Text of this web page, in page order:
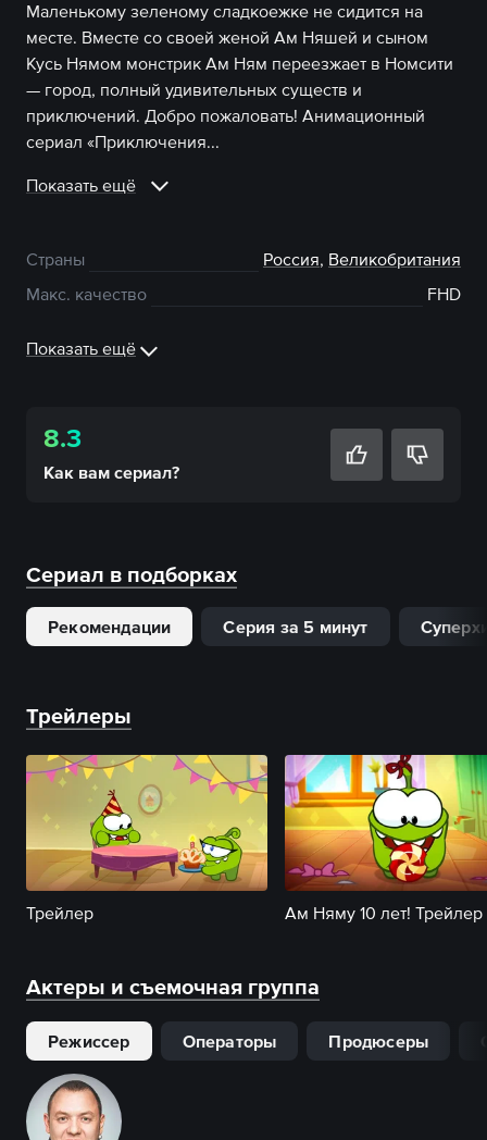
Маленькому зеленому сладкоежке не сидится на
месте. Вместе со своей женой Ам Няшей и сыном
Кусь Нямом монстрик Ам Ням переезжает в Номсити
— город, полный удивительных существ и
приключений. Добро пожаловать! Анимационный
сериал «Приключения...
Показать ещё
Страны Россия, Великобритания
Макс. качество
FHD
Показать ещё
8.3
Как вам сериал?
Сериал в подборках
Рекомендации Серия за 5 минут
Трейлеры
Трейлер Ам Няму 10 лет! Трейлер
Актеры и съемочная группа
Режиссер Операторы Продюсеры